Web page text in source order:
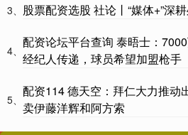
3、 股票配资选股 社论丨“媒体+”深
4、
配资论坛平台查询 泰晤士：
经纪人传递，球员希望加盟枪手
5、
配资114 德天空：拜仁大力推动
卖伊藤洋辉和阿方索